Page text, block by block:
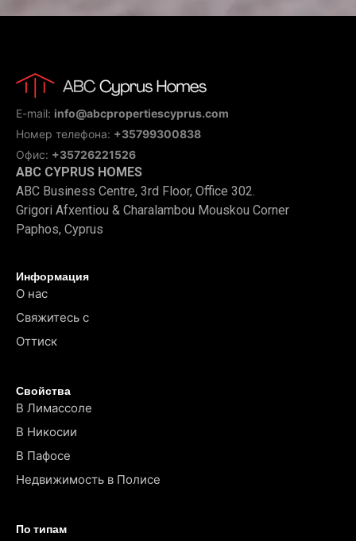
E-mail: info@abcpropertiescyprus.com
Номер телефона: +35799300838
Офис: +35726221526
ABC CYPRUS HOMES
ABC Business Centre, 3rd Floor, Office 302.
Grigori Afxentiou & Charalambou Mouskou Corner
Paphos, Cyprus
Информация
О нас
Свяжитесь с
Оттиск
Свойства
В Лимассоле
В Никосии
В Пафосе
Недвижимость в Полисе
По типам